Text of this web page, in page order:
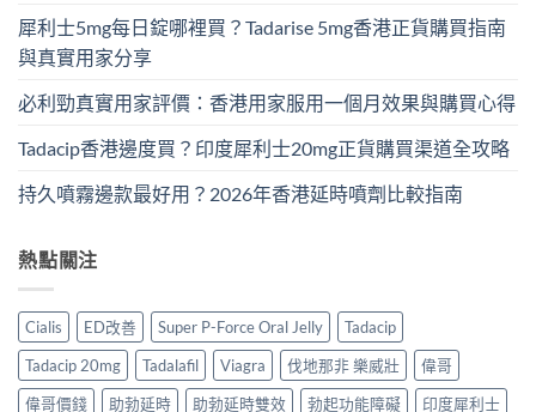
犀利士5mg每日錠哪裡買？Tadarise 5mg香港正貨購買指南
與真實用家分享
必利勁真實用家評價：香港用家服用一個月效果與購買心得
Tadacip香港邊度買？印度犀利士20mg正貨購買渠道全攻略
持久噴霧邊款最好用？2026年香港延時噴劑比較指南
熱點關注
Cialis ED改善 Super P-Force Oral Jelly
Tadacip
Tadacip 20mg
Tadalafil Viagra 伐地那非 樂威壯
偉哥
偉哥價錢
助勃延時 助勃延時雙效 勃起功能障礙
印度犀利士